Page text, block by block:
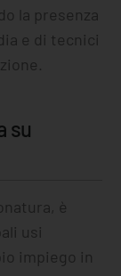
la presenza
e di tecnici
su
è
usi
impiego in